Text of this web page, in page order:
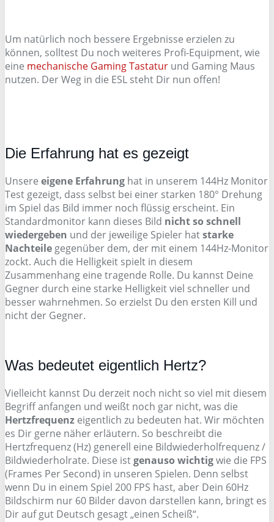
Um natürlich noch bessere Ergebnisse erzielen zu
können, solltest Du noch weiteres Profi-Equipment, wie
eine mechanische Gaming Tastatur und Gaming Maus
nutzen. Der Weg in die ESL steht Dir nun offen!
Die Erfahrung hat es gezeigt
Unsere eigene Erfahrung hat in unserem 144Hz Monitor
Test gezeigt, dass selbst bei einer starken 180° Drehung
im Spiel das Bild immer noch flüssig erscheint. Ein
Standardmonitor kann dieses Bild nicht so schnell
wiedergeben und der jeweilige Spieler hatstarke
Nachteile gegenüber dem, der mit einem 144Hz-Monitor
zockt. Auch die Helligkeit spielt in diesem
Zusammenhang eine tragende Rolle. Du kannst Deine
Gegner durch eine starke Helligkeit viel schneller und
besser wahrnehmen. So erzielst Du den ersten Kill und
nicht der Gegner.
Was bedeutet eigentlich Hertz?
Vielleicht kannst Du derzeit noch nicht so viel mit diesem
Begriff anfangen und weißt noch gar nicht, was die
Hertzfrequenz eigentlich zu bedeuten hat. Wir möchten
es Dir gerne näher erläutern. So beschreibt die
Hertzfrequenz (Hz) generell eine Bildwiederholfrequenz /
Bildwiederholrate. Diese istgenauso wichtigwie die FPS
(Frames Per Second) in unseren Spielen. Denn selbst
wenn Du in einem Spiel 200 FPS hast, aber Dein 60Hz
Bildschirm nur 60 Bilder davon darstellen kann, bringt es
Dir auf gut Deutsch gesagt „einen Scheiß“.